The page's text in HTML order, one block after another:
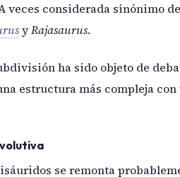
veces considerada sinónimo
yRajasaurus.
ha sido objeto de
estructura más compleja
se remonta